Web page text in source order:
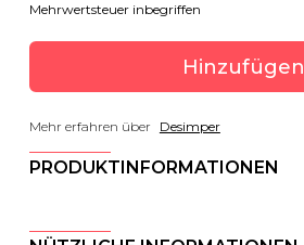
Mehrwertsteuer inbegriffen
Hinzufügen
Mehr erfahren über Desimper
PRODUKTINFORMATIONEN